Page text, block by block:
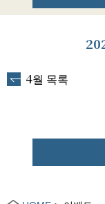
4월 목록